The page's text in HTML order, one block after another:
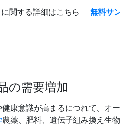
関する詳細はこちら 無料サ
の需要増加
康意識が高まるにつれて、オ
農薬、肥料、遺伝子組み換え生